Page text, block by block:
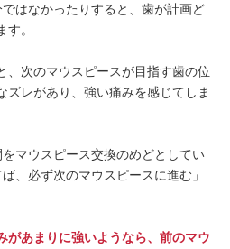
はなかったりすると、歯が計画ど
。
、次のマウスピースが目指す歯の位
ズレがあり、強い痛みを感じてしま
マウスピース交換のめどとしてい
、必ず次のマウスピースに進む」
があまりに強いようなら、前のマウ